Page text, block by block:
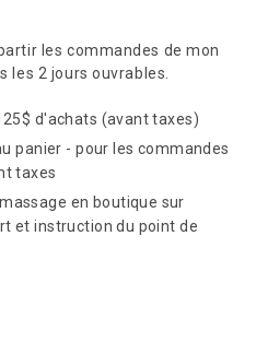
les commandes de mon
les 2 jours ouvrables.
d'achats (avant taxes)
panier - pour les commandes
taxes
en boutique sur
et instruction du point de
Esthederm
Aquafolia
Line
Davincia
Thesera